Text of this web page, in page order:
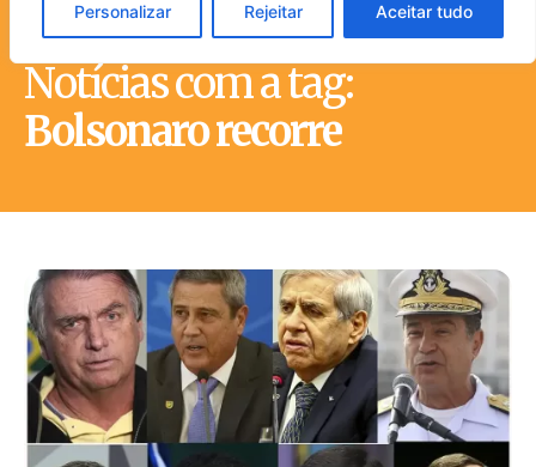
Personalizar Rejeitar Aceitar tudo
Notícias com a tag:
Bolsonaro recorre